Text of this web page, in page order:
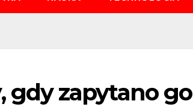
gdy zapytano go